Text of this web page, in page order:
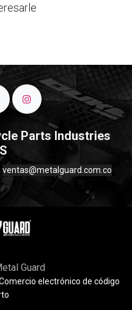
Parts Industries
ventas@metalguard.com.co
Guard
electrónico de código